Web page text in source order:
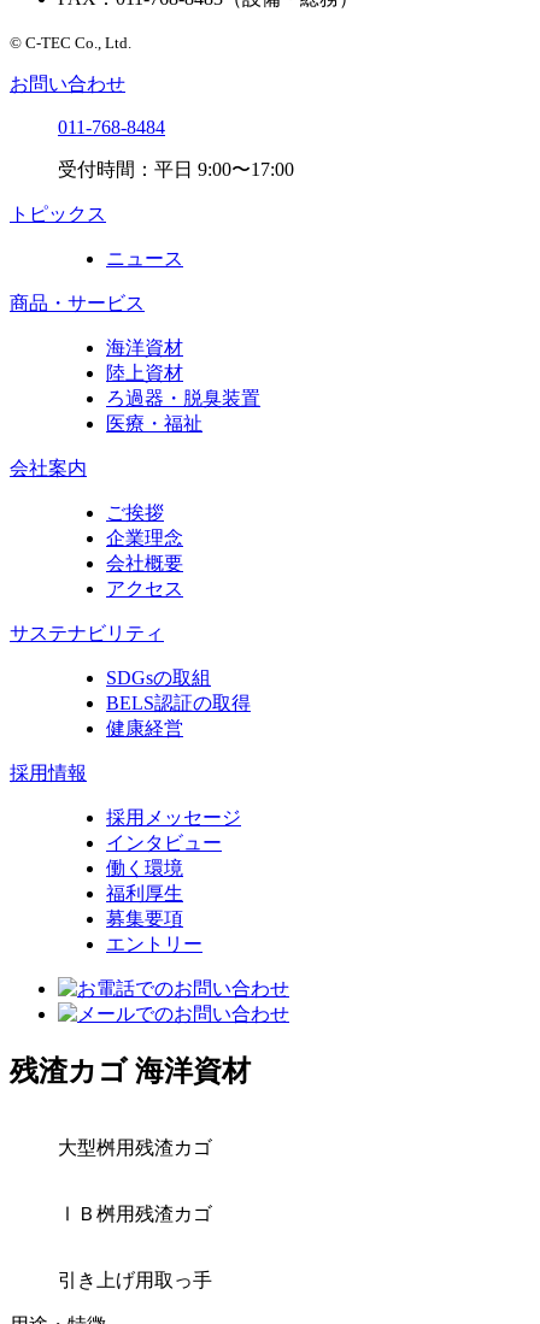
© C-TEC Co., Ltd.
お問い合わせ
011-768-8484
受付時間：平日 9:00〜17:00
トピックス
ニュース
商品・サービス
海洋資材
陸上資材
ろ過器・脱臭装置
医療・福祉
会社案内
ご挨拶
企業理念
会社概要
アクセス
サステナビリティ
SDGsの取組
BELS認証の取得
健康経営
採用情報
採用メッセージ
インタビュー
働く環境
福利厚生
募集要項
エントリー
残渣カゴ海洋資材
大型桝用残渣カゴ
ⅠＢ桝用残渣カゴ
引き上げ用取っ手